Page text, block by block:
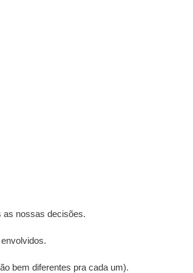
as nossas decisões.
bem diferentes pra cada um).